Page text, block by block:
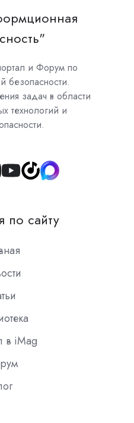
и Форум по
безопасности.
задач в области
технологий и
Join
Slack
по сайту
в iMag